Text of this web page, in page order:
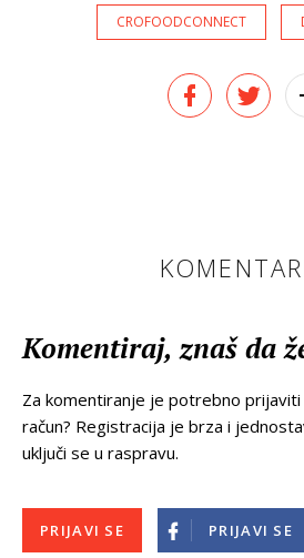
CROFOODCONNECT
Komentiraj, znaš da
Za komentiranje je potrebno prijaviti
račun? Registracija je brza i
uključi se u raspravu.
PRIJAVI SE PRIJAVI SE